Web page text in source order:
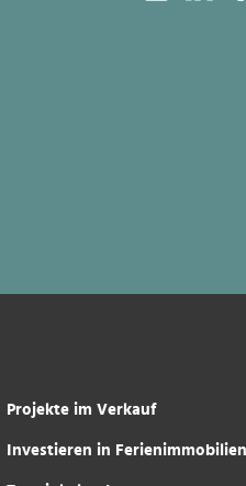
Projekte im Verkauf
Investieren in Ferienimmobilien